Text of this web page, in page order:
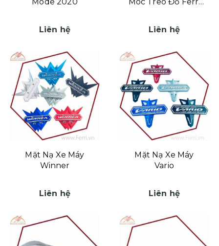
Mode 2020
Liên hệ
Móc Treo Đồ Ferri
Liên hệ
Mặt Nạ Xe Máy
Winner
Liên hệ
Mặt Nạ Xe Máy
Vario
Liên hệ